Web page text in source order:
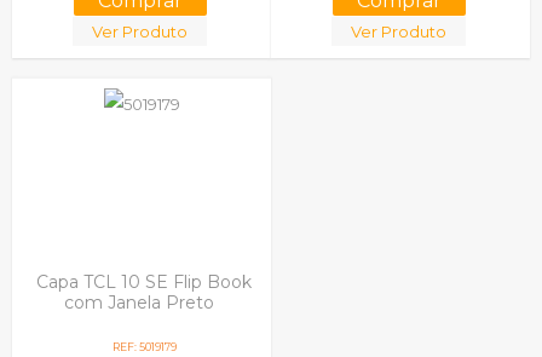
Ver Produto Ver Produto
Capa TCL 10 SE Flip Book
com Janela Preto
REF: 5019179